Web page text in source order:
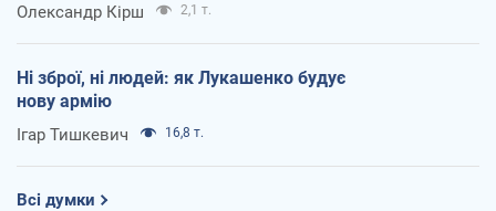
Олександр Кірш 2,1 т.
Ні зброї, ні людей: як Лукашенко будує
нову армію
Ігар Тишкевич 16,8 т.
Всі думки